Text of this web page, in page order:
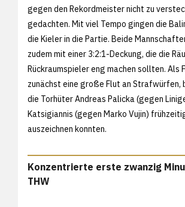
gegen den Rekordmeister nicht zu
gedachten. Mit viel Tempo gingen die
die Kieler in die Partie. Beide
zudem mit einer 3:2:1-Deckung, die die
Rückraumspieler eng machen sollten. Als
zunächst eine große Flut an Strafwürfen,
die Torhüter Andreas Palicka (gegen
Katsigiannis (gegen Marko Vujin)
auszeichnen konnten.
Konzentrierte erste zwanzig
THW